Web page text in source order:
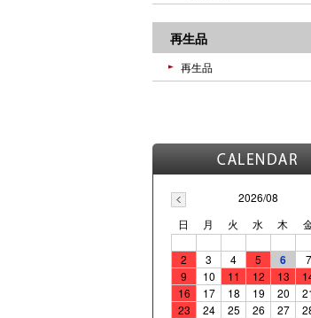
再生品
再生品
2026/08
日
月 火 水 木
2
3 4 5 6 7
9
10 11 12 13
16
17 18 19 20
23
24 25 26 27